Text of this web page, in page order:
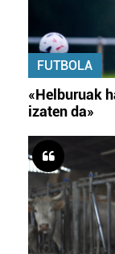
FUTBOLA
«Helburuak
izaten da»